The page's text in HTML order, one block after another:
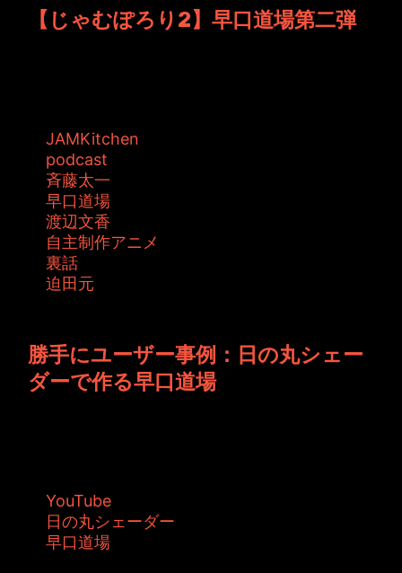
【じゃむぽろり2】早口道場第二弾
JAMKitchen
podcast
斉藤太一
早口道場
渡辺文香
自主制作アニメ
裏話
迫田元
勝手にユーザー事例：日の丸シェー
ダーで作る早口道場
YouTube
日の丸シェーダー
早口道場